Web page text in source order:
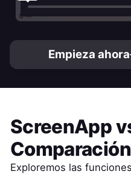
Empieza ahora
ScreenApp
Exploremos las